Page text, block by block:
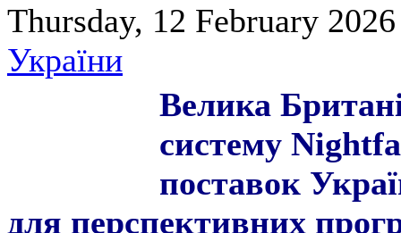
Thursday, 12 February
України
Велика
систему
поставок
для перспективних